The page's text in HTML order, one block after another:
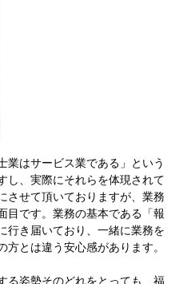
業はサービス業である」という
し、実際にそれらを体現されて
させて頂いておりますが、業務
目です。業務の基本である「報
行き届いており、一緒に業務を
とは違う安心感があります。
る姿勢そのどれをとっても、福